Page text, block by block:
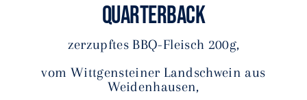
QUARTERBACK
zerzupftes BBQ-Fleisch 200g,
vom Wittgensteiner Landschwein aus
Weidenhausen,